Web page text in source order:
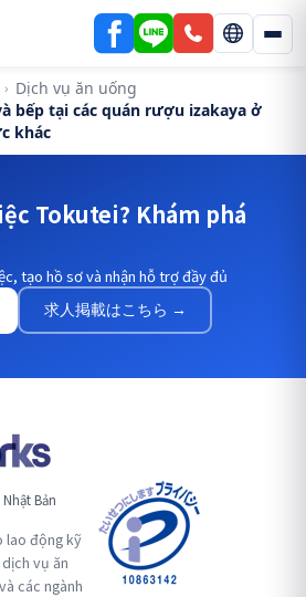
› Dịch vụ ăn uống
bếp tại các quán rượu izakaya ở
khác
Tokutei? Khám phá
tạo hồ sơ và nhận hỗ trợ đầy đủ
求人掲載はこちら →
Bản
lao động kỹ
vụ ăn
các ngành